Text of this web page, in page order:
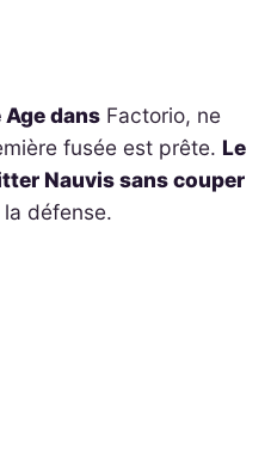
dansFactorio, ne
fusée est prête. Le
Nauvis sans couper
la défense.